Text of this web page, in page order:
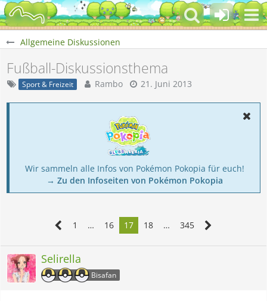
Allgemeine Diskussionen
Fußball-Diskussionsthema
Sport & Freizeit Rambo 21. Juni 2013
Wir sammeln alle Infos von Pokémon Pokopia für euch!
→ Zu den Infoseiten von Pokémon Pokopia
1 … 16 17 18 … 345
Selirella
Bisafan